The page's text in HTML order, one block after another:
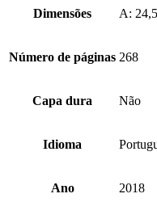
Dimensões A:
Número de páginas 268
Capa dura Não
Idioma
Ano 2018